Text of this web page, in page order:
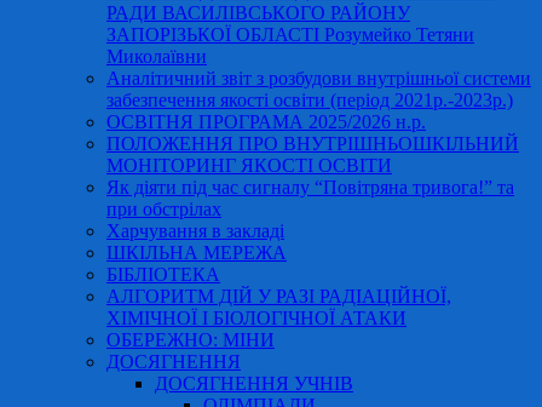
РАДИ ВАСИЛІВСЬКОГО РАЙОНУ
ЗАПОРІЗЬКОЇ ОБЛАСТІ Розумейко Тетяни
Миколаївни
Аналітичний звіт з розбудови внутрішньої системи
забезпечення якості освіти (період 2021р.-2023р.)
ОСВІТНЯ ПРОГРАМА 2025/2026 н.р.
ПОЛОЖЕННЯ ПРО ВНУТРІШНЬОШКІЛЬНИЙ
МОНІТОРИНГ ЯКОСТІ ОСВІТИ
Як діяти під час сигналу “Повітряна тривога!” та
при обстрілах
Харчування в закладі
ШКІЛЬНА МЕРЕЖА
БІБЛІОТЕКА
АЛГОРИТМ ДІЙ У РАЗІ РАДІАЦІЙНОЇ,
ХІМІЧНОЇ І БІОЛОГІЧНОЇ АТАКИ
ОБЕРЕЖНО: МІНИ
ДОСЯГНЕННЯ
ДОСЯГНЕННЯ УЧНІВ